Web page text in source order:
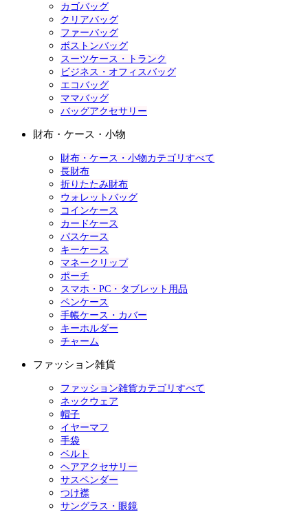
カゴバッグ
クリアバッグ
ファーバッグ
ボストンバッグ
スーツケース・トランク
ビジネス・オフィスバッグ
エコバッグ
ママバッグ
バッグアクセサリー
財布・ケース・小物
財布・ケース・小物カテゴリすべて
長財布
折りたたみ財布
ウォレットバッグ
コインケース
カードケース
パスケース
キーケース
マネークリップ
ポーチ
スマホ・PC・タブレット用品
ペンケース
手帳ケース・カバー
キーホルダー
チャーム
ファッション雑貨
ファッション雑貨カテゴリすべて
ネックウェア
帽子
イヤーマフ
手袋
ベルト
ヘアアクセサリー
サスペンダー
つけ襟
サングラス・眼鏡